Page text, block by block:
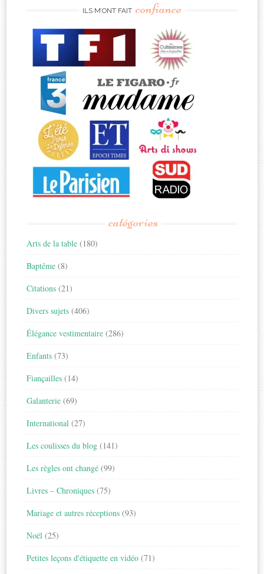
ILS M’ONT FAIT confiance
catégories
Arts de la table (180)
Baptême (8)
Citations (21)
Divers sujets (406)
Élégance vestimentaire (286)
Enfants (73)
Fiançailles (14)
Galanterie (69)
International (27)
Les coulisses du blog (141)
Les règles ont changé (99)
Livres – Chroniques (75)
Mariage et autres réceptions (93)
Noël (25)
Petites leçons d'étiquette en vidéo (71)